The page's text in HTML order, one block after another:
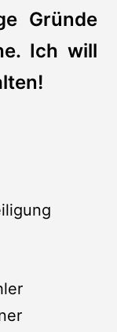
Gründe
Ich will